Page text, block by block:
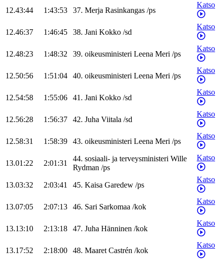
12.43:44 1:43:53 37. Merja Rasinkangas /ps
Katso
12.46:37 1:46:45 38. Jani Kokko /sd
Katso
12.48:23 1:48:32 39. oikeusministeri Leena Meri /ps
Katso
12.50:56 1:51:04 40. oikeusministeri Leena Meri /ps
Katso
12.54:58 1:55:06 41. Jani Kokko /sd
Katso
12.56:28 1:56:37 42. Juha Viitala /sd
Katso
12.58:31 1:58:39 43. oikeusministeri Leena Meri /ps
Katso
13.01:22 2:01:31
44. sosiaali- ja terveysministeri Wille
Rydman /ps
Katso
13.03:32 2:03:41 45. Kaisa Garedew /ps
Katso
13.07:05 2:07:13 46. Sari Sarkomaa /kok
Katso
13.13:10 2:13:18 47. Juha Hänninen /kok
Katso
13.17:52 2:18:00 48. Maaret Castrén /kok
Katso